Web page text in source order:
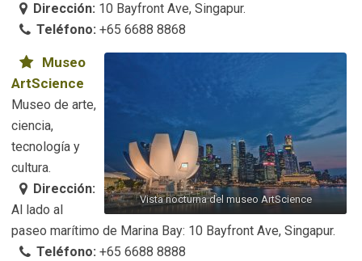
Dirección: 10 Bayfront Ave, Singapur.
Teléfono: +65 6688 8868
Vista nocturna del museo ArtScience
Museo
ArtScience
Museo de arte,
ciencia,
tecnología y
cultura.
Dirección:
Al lado al
paseo marítimo de Marina Bay: 10 Bayfront Ave, Singapur.
Teléfono: +65 6688 8888